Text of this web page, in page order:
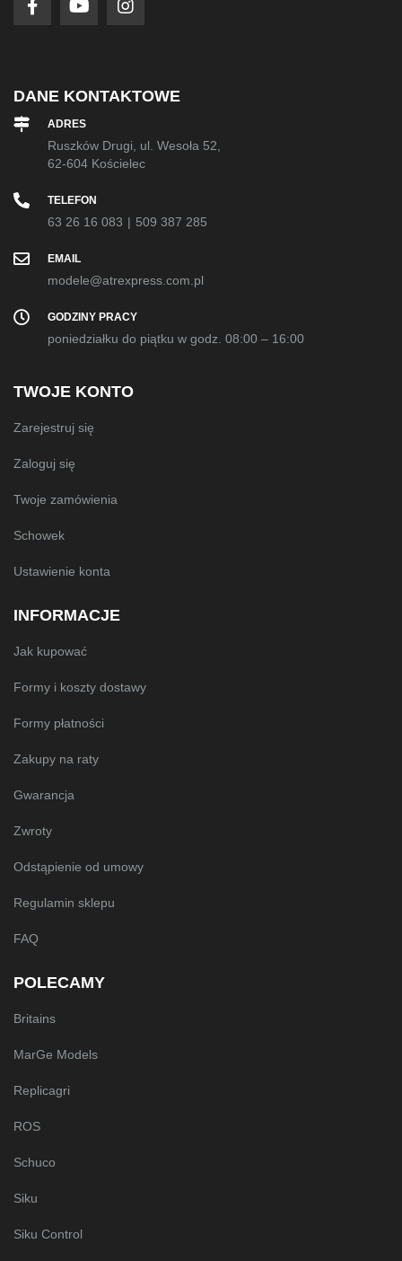
DANE KONTAKTOWE
ADRES
Ruszków Drugi, ul. Wesoła 52,
62-604 Kościelec
TELEFON
63 26 16 083 | 509 387 285
EMAIL
modele@atrexpress.com.pl
GODZINY PRACY
poniedziałku do piątku w godz. 08:00 – 16:00
TWOJE KONTO
Zarejestruj się
Zaloguj się
Twoje zamówienia
Schowek
Ustawienie konta
INFORMACJE
Jak kupować
Formy i koszty dostawy
Formy płatności
Zakupy na raty
Gwarancja
Zwroty
Odstąpienie od umowy
Regulamin sklepu
FAQ
POLECAMY
Britains
MarGe Models
Replicagri
ROS
Schuco
Siku
Siku Control